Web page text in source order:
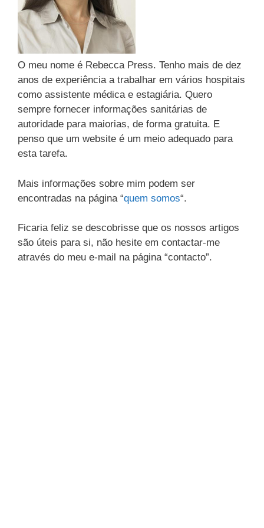
O meu nome é Rebecca Press. Tenho mais de dez
anos de experiência a trabalhar em vários hospitais
como assistente médica e estagiária. Quero
sempre fornecer informações sanitárias de
autoridade para maiorias, de forma gratuita. E
penso que um website é um meio adequado para
esta tarefa.
Mais informações sobre mim podem ser
encontradas na página “quem somos“.
Ficaria feliz se descobrisse que os nossos artigos
são úteis para si, não hesite em contactar-me
através do meu e-mail na página “contacto”.